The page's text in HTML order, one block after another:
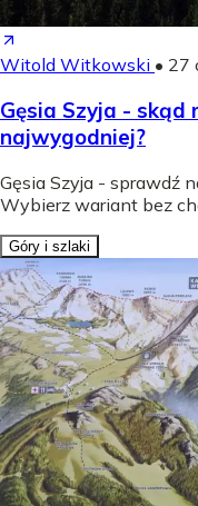
Witold Witkowski • 27
Gęsia Szyja - skąd
najwygodniej?
Gęsia Szyja - sprawdź
Wybierz wariant bez
Góry i szlaki